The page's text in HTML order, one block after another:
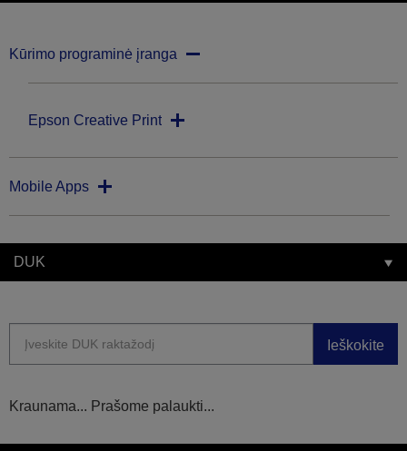
Kūrimo programinė įranga
Epson Creative Print
Mobile Apps
DUK
Ieškokite
Kraunama... Prašome palaukti...